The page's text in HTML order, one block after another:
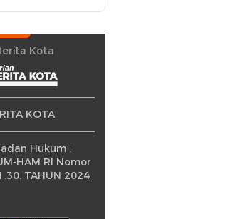
Strategis
Kota
KOTA
Hukum :
HAM RI Nomor
TAHUN 2024